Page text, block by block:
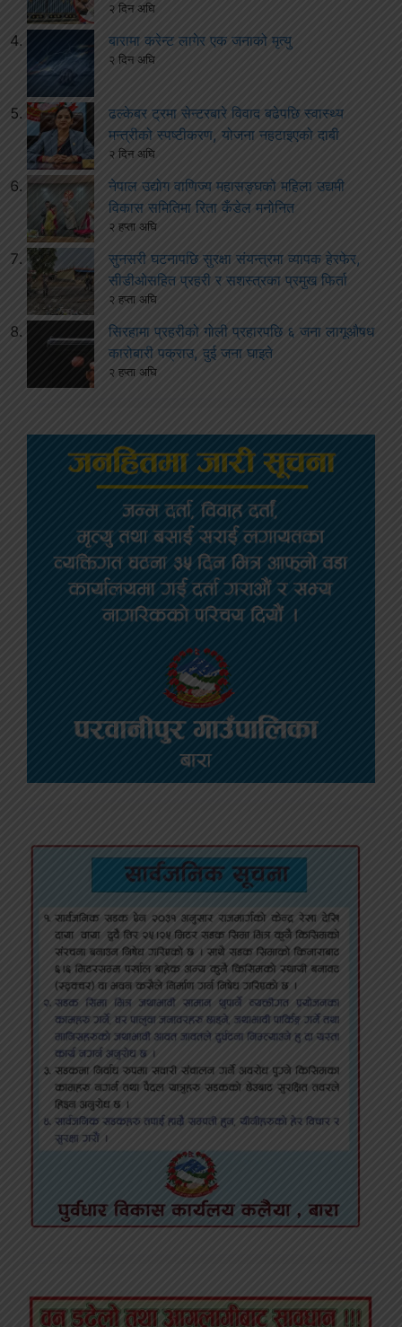
२ दिन अघि
बारामा करेन्ट लागेर एक जनाको मृत्यु
२ दिन अघि
ढल्केबर ट्रमा सेन्टरबारे विवाद बढेपछि स्वास्थ्य
मन्त्रीको स्पष्टीकरण, योजना नहटाइएको दाबी
२ दिन अघि
नेपाल उद्योग वाणिज्य महासङ्घको महिला उद्यमी
विकास समितिमा रिता कँडेल मनोनित
२ हप्ता अघि
सुनसरी घटनापछि सुरक्षा संयन्त्रमा व्यापक हेरफेर,
सीडीओसहित प्रहरी र सशस्त्रका प्रमुख फिर्ता
२ हप्ता अघि
सिरहामा प्रहरीको गोली प्रहारपछि ६ जना लागूऔषध
कारोबारी पक्राउ, दुई जना घाइते
२ हप्ता अघि